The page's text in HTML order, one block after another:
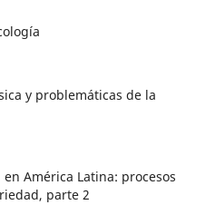
y problemáticas de la
América Latina: procesos
parte 2